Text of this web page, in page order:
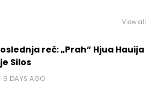
View all
reč: „Prah“ Hjua Hauija
Silos
9 DAYS AGO